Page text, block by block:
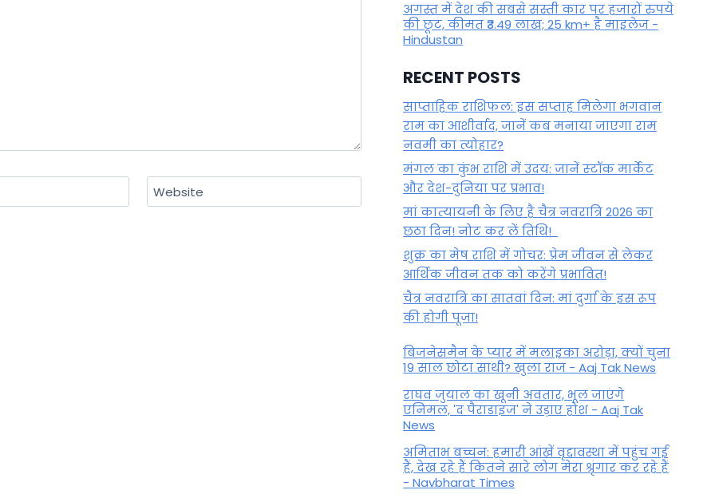
Website
अगस्त में देश की सबसे सस्ती कार पर हजारों रुपये
की छूट, कीमत ₹3.49 लाख; 25 km+ है माइलेज -
Hindustan
RECENT POSTS
साप्ताहिक राशिफल: इस सप्ताह मिलेगा भगवान
राम का आशीर्वाद, जानें कब मनाया जाएगा राम
नवमी का त्योहार?
मंगल का कुंभ राशि में उदय: जानें स्‍टॉक मार्केट
और देश-दुनिया पर प्रभाव!
मां कात्‍यायनी के लिए है चैत्र नवरात्रि 2026 का
छठा दिन! नोट कर लें तिथि!
शुक्र का मेष राशि में गोचर: प्रेम जीवन से लेकर
आर्थिक जीवन तक को करेंगे प्रभावित!
चैत्र नवरात्रि का सातवां दिन: मां दुर्गा के इस रूप
की होगी पूजा!
बिजनेसमैन के प्यार में मलाइका अरोड़ा, क्यों चुना
19 साल छोटा साथी? खुला राज - Aaj Tak News
राघव जुयाल का खूनी अवतार, भूल जाएंगे
एनिमल, 'द पैराडाइज' ने उड़ाए होश - Aaj Tak
News
अमिताभ बच्चन: हमारी आंखें वृद्दावस्था में पहुंच गई
हैं, देख रहे हैं कितने सारे लोग मेरा श्रृंगार कर रहे हैं
- Navbharat Times